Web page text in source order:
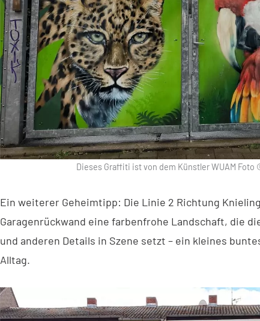
Dieses Graffiti ist von dem Künstler WUAM Foto
Ein weiterer Geheimtipp: Die Linie 2 Richtung
Garagenrückwand eine farbenfrohe Landschaft, die
und anderen Details in Szene setzt – ein kleines
Alltag.